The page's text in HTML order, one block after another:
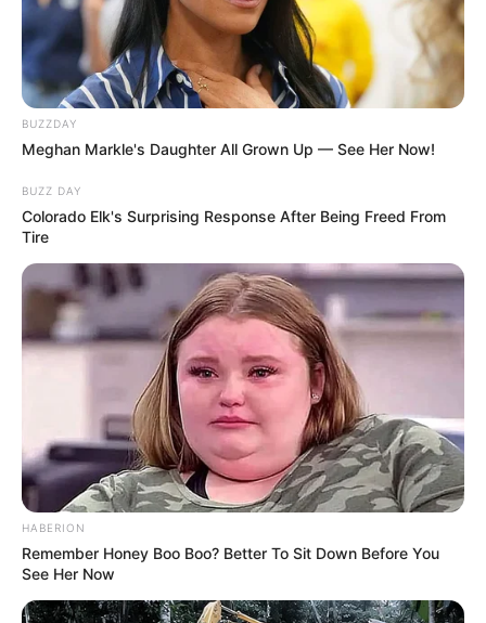
BUZZDAY
Meghan Markle's Daughter All Grown Up — See Her Now!
BUZZ DAY
Colorado Elk's Surprising Response After Being Freed From
Tire
HABERION
Remember Honey Boo Boo? Better To Sit Down Before You
See Her Now